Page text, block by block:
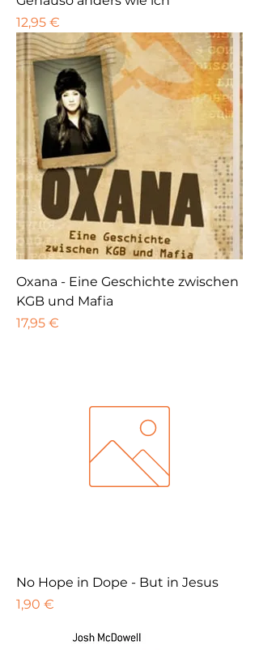
Preis
12,95 €
Oxana - Eine Geschichte zwischen
KGB und Mafia
Preis
17,95 €
No Hope in Dope - But in Jesus
Preis
1,90 €